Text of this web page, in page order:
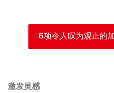
6项令人叹为观止的
激发灵感